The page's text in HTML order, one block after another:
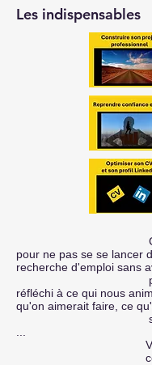
Les indispensables
pour ne pas se se lancer
recherche d'emploi sans
réfléchi à ce qui nous
qu'on aimerait faire, ce
surtout